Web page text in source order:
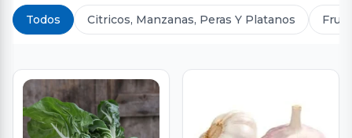
Todos Citricos, Manzanas, Peras Y Platanos